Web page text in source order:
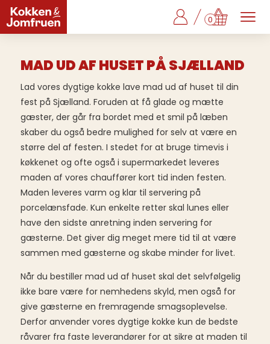
0
MAD UD AF HUSET PÅ SJÆLLAND
Lad vores dygtige kokke lave mad ud af huset til din
fest på Sjælland. Foruden at få glade og mætte
gæster, der går fra bordet med et smil på læben
skaber du også bedre mulighed for selv at være en
større del af festen. I stedet for at bruge timevis i
køkkenet og ofte også i supermarkedet leveres
maden af vores chauffører kort tid inden festen.
Maden leveres varm og klar til servering på
porcelænsfade. Kun enkelte retter skal lunes eller
have den sidste anretning inden servering for
gæsterne. Det giver dig meget mere tid til at være
sammen med gæsterne og skabe minder for livet.
Når du bestiller mad ud af huset skal det selvfølgelig
ikke bare være for nemhedens skyld, men også for
give gæsterne en fremragende smagsoplevelse.
Derfor anvender vores dygtige kokke kun de bedste
råvarer fra faste leverandører for at sikre at maden til